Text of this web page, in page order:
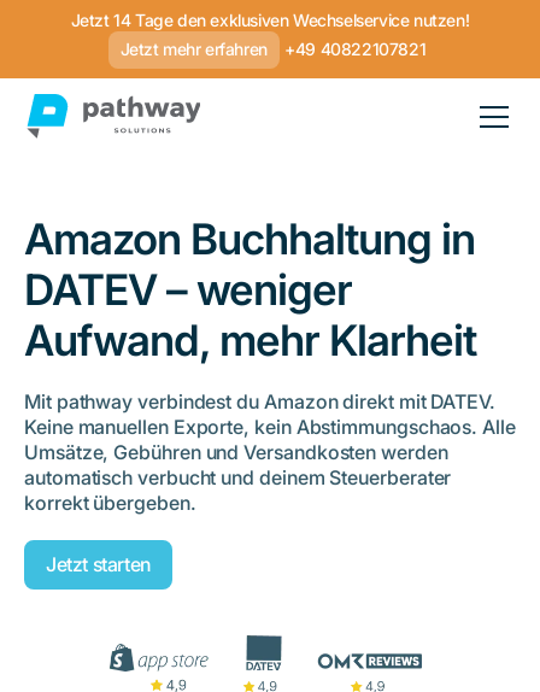
Jetzt 14 Tage den exklusiven Wechselservice nutzen!
Jetzt mehr erfahren
+49 40822107821
Amazon Buchhaltung in
DATEV – weniger
Aufwand, mehr Klarheit
Mit pathway verbindest du Amazon direkt mit DATEV.
Keine manuellen Exporte, kein Abstimmungschaos. Alle
Umsätze, Gebühren und Versandkosten werden
automatisch verbucht und deinem Steuerberater
korrekt übergeben.
Jetzt starten